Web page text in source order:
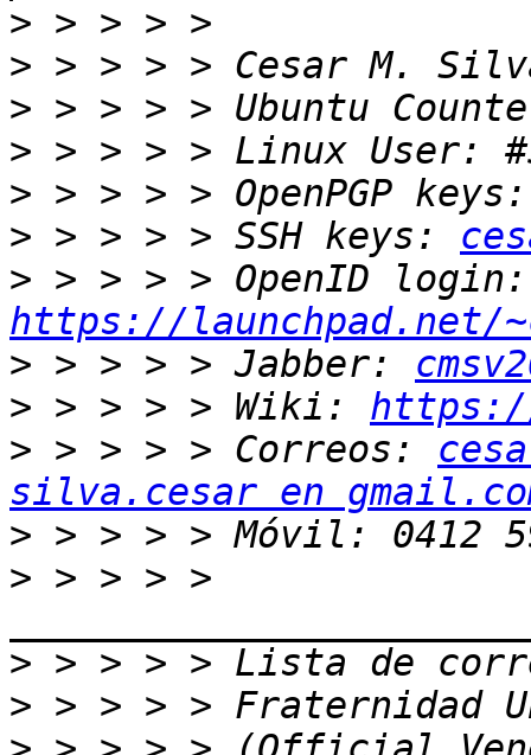
>
>
>
>
>
> > > > > SSH keys:
>
https://launchpad.net/
> > > > > Jabber:
> > > > > Wiki:
> > > > > Correos:
silva.cesar en
>
> > > > >
>
>